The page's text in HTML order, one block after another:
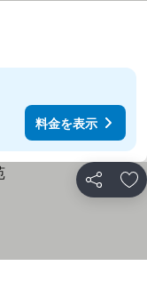
料金を表示
シェア お